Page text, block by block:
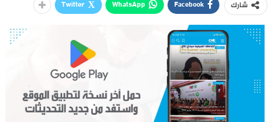
شارك Facebook
WhatsApp
Twitter